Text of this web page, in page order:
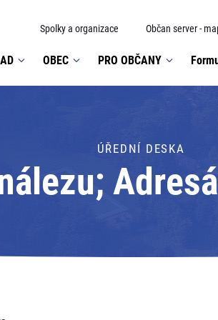
Spolky a organizace Občan server -
OBEC PRO OBČANY
ÚŘEDNÍ DESKA